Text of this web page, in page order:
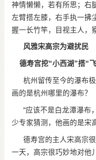
神情懒懒，若有所思；右
左臂搭左膝，右手执一拂
握一长竹竿，目视主人，
风雅宋高宗为避扰民
德寿宫挖“小西湖”搭“
杭州留传至今的瀑布极
画的是杭州哪里的瀑布？
“应该不是白龙潭瀑布
少专家猜测，他画的是宋
德寿宫的主人宋高宗很
一天，高宗很巧妙地对他